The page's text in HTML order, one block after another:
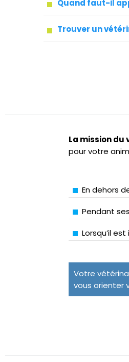
Quand faut-il
Trouver un
La mission
pour votre
En dehors
Pendant
Lorsqu’il
Votre
vous orienter